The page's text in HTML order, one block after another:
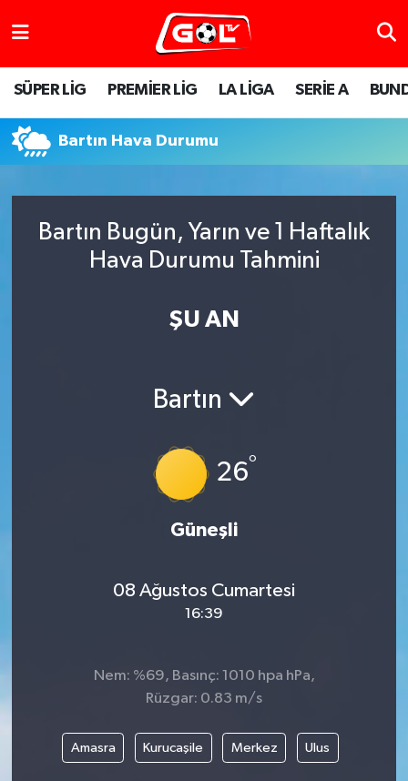
SÜPER LİG PREMİER LİG LA LİGA SERİE A
Bartın Hava Durumu
Bartın Bugün, Yarın ve 1 Haftalık
Hava Durumu Tahmini
ŞU AN
Bartın
26°
Güneşli
08 Ağustos Cumartesi
16:39
Nem: %69, Basınç: 1010 hpa hPa,
Rüzgar: 0.83 m/s
Amasra Kurucaşile Merkez Ulus